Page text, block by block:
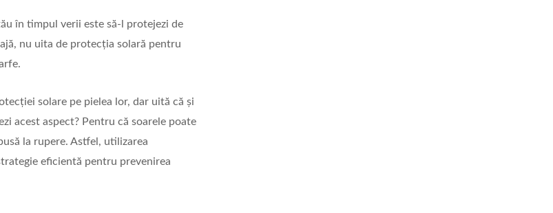
în timpul verii este să-l protejezi de
nu uita de protecția solară pentru
solare pe pielea lor, dar uită că și
acest aspect? Pentru că soarele poate
la rupere. Astfel, utilizarea
eficientă pentru prevenirea